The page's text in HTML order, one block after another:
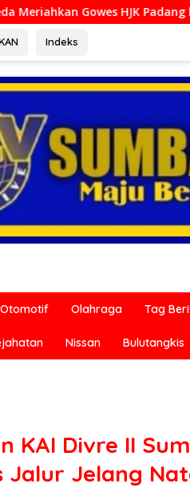
ke-357, Bendera Merah
Indeks
Otomotif Olahraga Tag
Nissan Bulutangkis
KAI Divre II
Jelang